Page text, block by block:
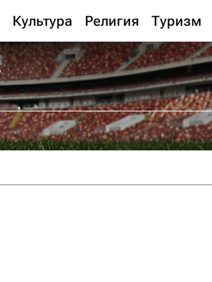
Культура Религия Туризм